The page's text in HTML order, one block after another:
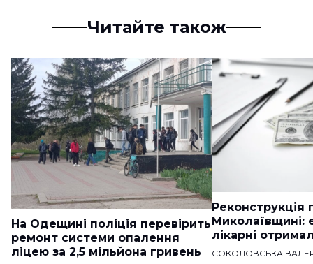
Читайте також
На Одещині поліція перевірить
ремонт системи опалення
ліцею за 2,5 мільйона гривень
Реконструкція
Миколаївщині:
лікарні
СОКОЛОВСЬКА